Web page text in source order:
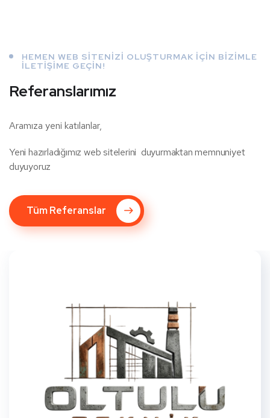
HEMEN WEB SITENIZI OLUŞTURMAK IÇIN BIZIMLE
ILETIŞIME GEÇIN!
Referanslarımız
Aramıza yeni katılanlar,
Yeni hazırladığımız web sitelerini duyurmaktan memnuniyet
duyuyoruz
Tüm Referanslar